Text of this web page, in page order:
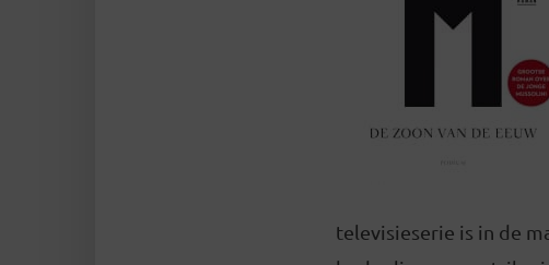
televisieserie is in de